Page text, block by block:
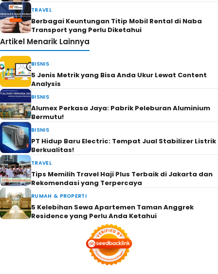
TRAVEL
Berbagai Keuntungan Titip Mobil Rental di Naba
Transport yang Perlu Diketahui
Artikel Menarik Lainnya
BISNIS
5 Jenis Metrik yang Bisa Anda Ukur Lewat Content
Analysis
BISNIS
Alumex Perkasa Jaya: Pabrik Peleburan Aluminium
Bermutu!
BISNIS
PT Hidup Baru Electric: Tempat Jual Stabilizer Listrik
Berkualitas!
TRAVEL
Tips Memilih Travel Haji Plus Terbaik di Jakarta dan
Rekomendasi yang Terpercaya
RUMAH & PROPERTI
5 Kelebihan Sewa Apartemen Taman Anggrek
Residence yang Perlu Anda Ketahui